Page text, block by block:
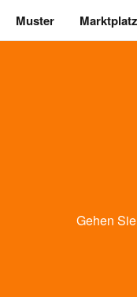
Muster Marktplatz
Gehen